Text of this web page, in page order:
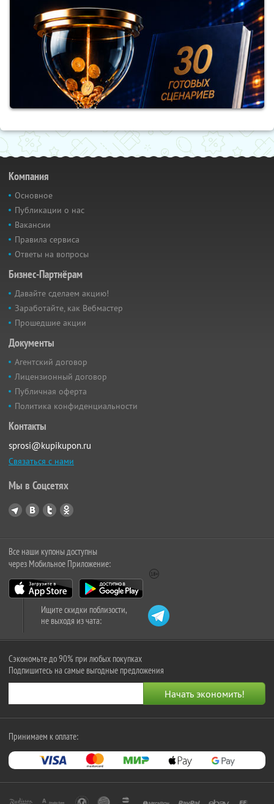
Компания
Основное
Публикации о нас
Вакансии
Правила сервиса
Ответы на вопросы
Бизнес-Партнёрам
Давайте сделаем акцию!
Заработайте, как Вебмастер
Прошедшие акции
Документы
Агентский договор
Лицензионный договор
Публичная оферта
Политика конфиденциальности
Контакты
sprosi@kupikupon.ru
Связаться с нами
Мы в Соцсетях
Все наши купоны доступны
через Мобильное Приложение:
Ищите скидки поблизости,
не выходя из чата:
Сэкономьте до 90% при любых покупках
Подпишитесь на самые выгодные предложения
Принимаем к оплате: